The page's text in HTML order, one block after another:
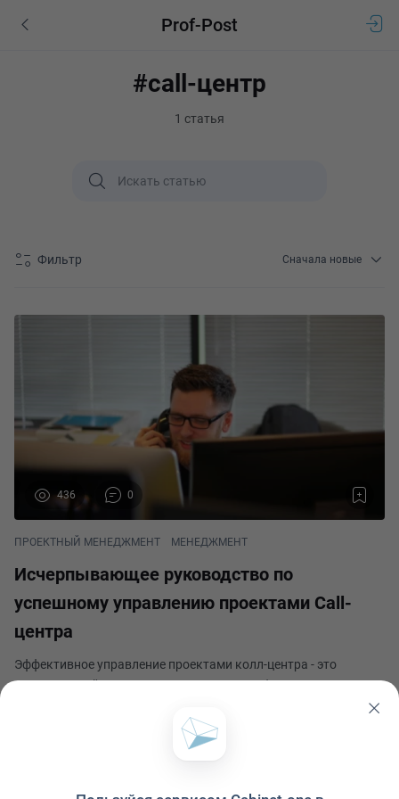
Prof-Post
#call-центр
1 статья
Фильтр Сначала новые
436 0
ПРОЕКТНЫЙ МЕНЕДЖМЕНТ МЕНЕДЖМЕНТ
Исчерпывающее руководство по
успешному управлению проектами Call-
центра
Эффективное управление проектами колл-центра - это
краеугольный камень исключительного обслуживания
быстро меняющемся бизнес-ландшафте управление колл-
центром требует сочетания стратегического планирования,
Опубликовано 17 июля 2024